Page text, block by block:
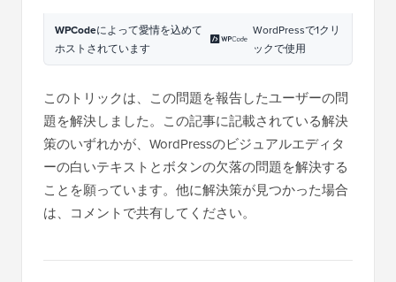
このトリックは、この問題を報告したユーザーの問
題を解決しました。この記事に記載されている解決
策のいずれかが、WordPressのビジュアルエディタ
ーの白いテキストとボタンの欠落の問題を解決する
ことを願っています。他に解決策が見つかった場合